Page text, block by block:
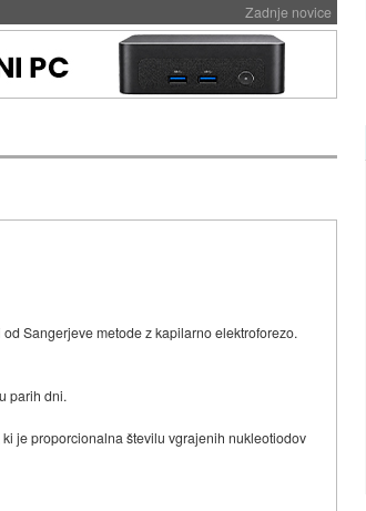
Zadnje novice
Sangerjeve metode z kapilarno elektroforezo.
parih dni.
je proporcionalna številu vgrajenih nukleotiodov